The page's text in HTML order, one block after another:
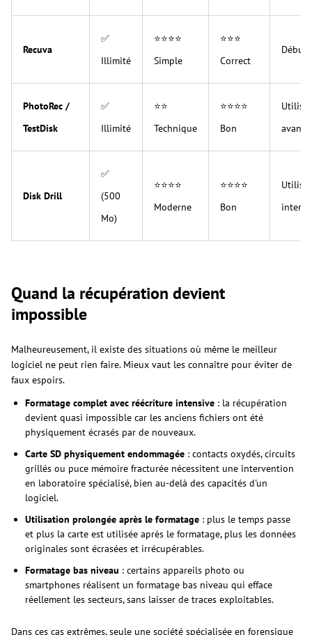
Recuva
✅
Illimité
⭐⭐⭐⭐
Simple
⭐⭐⭐
Correct
PhotoRec /
TestDisk
✅
Illimité
⭐⭐
Technique
⭐⭐⭐⭐
Bon
Disk Drill
✅
(500
Mo)
⭐⭐⭐⭐
Moderne
⭐⭐⭐⭐
Bon
Quand la récupération devient
impossible
Malheureusement, il existe des situations où même le meilleur
logiciel ne peut rien faire. Mieux vaut les connaître pour éviter de
faux espoirs.
Formatage complet avec réécriture intensive : la récupération
devient quasi impossible car les anciens fichiers ont été
physiquement écrasés par de nouveaux.
Carte SD physiquement endommagée : contacts oxydés, circuits
grillés ou puce mémoire fracturée nécessitent une intervention
en laboratoire spécialisé, bien au-delà des capacités d'un
logiciel.
Utilisation prolongée après le formatage : plus le temps passe
et plus la carte est utilisée après le formatage, plus les données
originales sont écrasées et irrécupérables.
Formatage bas niveau : certains appareils photo ou
smartphones réalisent un formatage bas niveau qui efface
réellement les secteurs, sans laisser de traces exploitables.
Dans ces cas extrêmes, seule une société spécialisée en forensique